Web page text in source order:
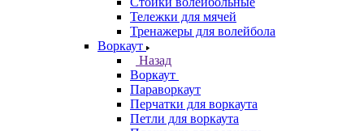
Тележки для мячей
Тренажеры для волейбола
Воркаут
Назад
Воркаут
Параворкаут
Перчатки для воркаута
Петли для воркаута